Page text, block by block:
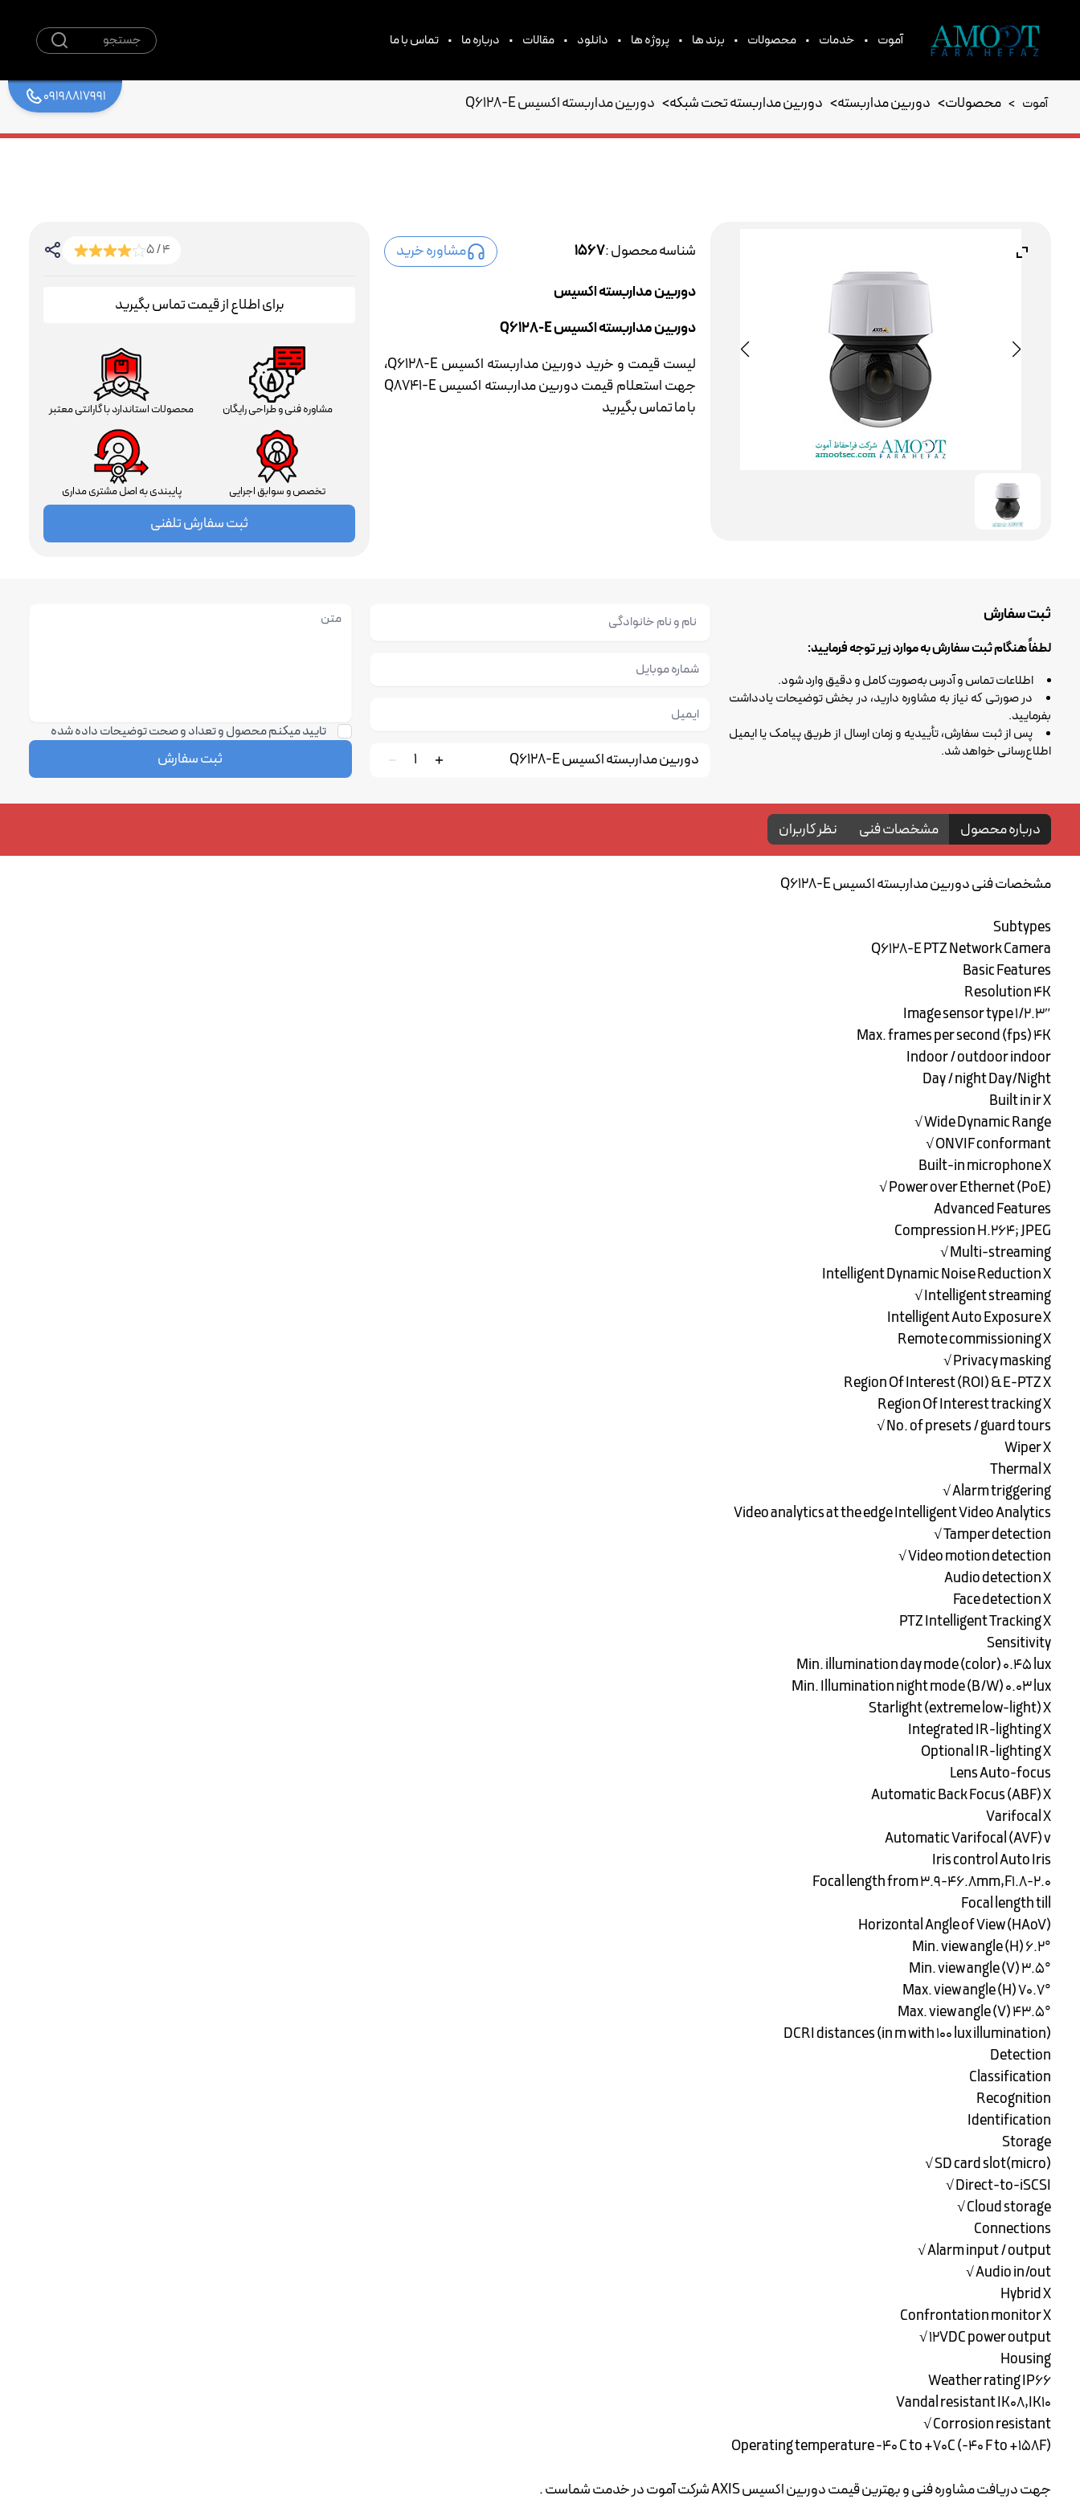
09198817991
آموت • خدمات • محصولات • برند ها • پروژه ها • دانلود • مقالات • درباره ما • تماس با ما جستجو
آموت > محصولات> دوربین مداربسته> دوربین مداربسته تحت شبکه> دوربین مداربسته اکسیس Q6128-E
شناسه محصول :1567
مشاوره خرید
دوربین مداربسته اکسیس
دوربین مداربسته اکسیس Q6128-E
لیست قیمت و خرید دوربین مداربسته اکسیس Q6128-E،
جهت استعلام قیمت دوربین مداربسته اکسیس Q8741-E
با ما تماس بگیرید
4 / 5
برای اطلاع از قیمت تماس بگیرید
مشاوره فنی و طراحی رایگان محصولات استاندارد با گارانتی معتبر
تخصص و سوابق اجرایی پایبندی به اصل مشتری مداری
ثبت سفارش تلفنی
ثبت سفارش
لطفاً هنگام ثبت سفارش به موارد زیر توجه فرمایید:
اطلاعات تماس و آدرس به‌صورت کامل و دقیق وارد شود.
در صورتی که نیاز به مشاوره دارید، در بخش توضیحات یادداشت
بفرمایید.
پس از ثبت سفارش، تأییدیه و زمان ارسال از طریق پیامک یا ایمیل
اطلاع‌رسانی خواهد شد.
دوربین مداربسته اکسیس Q6128-E 1
تایید میکنم محصول و تعداد و صحت توضیحات داده شده
ثبت سفارش
درباره محصول مشخصات فنی نظر کاربران
مشخصات فنی دوربین مداربسته اکسیس Q6128-E
Subtypes
Q6128-E PTZ Network Camera
Basic Features
Resolution ۴K
Image sensor type ۱/۲.۳″
Max. frames per second (fps) ۴K
Indoor / outdoor indoor
Day / night Day/Night
Built in ir X
Wide Dynamic Range √
ONVIF conformant √
Built-in microphone X
Power over Ethernet (PoE) √
Advanced Features
Compression H.264; JPEG
Multi-streaming √
Intelligent Dynamic Noise Reduction X
Intelligent streaming √
Intelligent Auto Exposure X
Remote commissioning X
Privacy masking √
Region Of Interest (ROI) & E-PTZ X
Region Of Interest tracking X
No. of presets / guard tours √
Wiper X
Thermal X
Alarm triggering √
Video analytics at the edge Intelligent Video Analytics
Tamper detection √
Video motion detection √
Audio detection X
Face detection X
PTZ Intelligent Tracking X
Sensitivity
Min. illumination day mode (color) ۰.۴۵ lux
Min. Illumination night mode (B/W) ۰.۰۳ lux
Starlight (extreme low-light) X
Integrated IR-lighting X
Optional IR-lighting X
Lens Auto-focus
Automatic Back Focus (ABF) X
Varifocal X
Automatic Varifocal (AVF) v
Iris control Auto Iris
Focal length from ۳.۹-۴۶.۸mm,F1.8-2.0
Focal length till
Horizontal Angle of View (HAoV)
Min. view angle (H) ۶.۲°
Min. view angle (V) ۳.۵°
Max. view angle (H) ۷۰.۷°
Max. view angle (V) ۴۳.۵°
DCRI distances (in m with 100 lux illumination)
Detection
Classification
Recognition
Identification
Storage
(micro)SD card slot √
Direct-to-iSCSI √
Cloud storage √
Connections
Alarm input / output √
Audio in/out √
Hybrid X
Confrontation monitor X
۱۲VDC power output √
Housing
Weather rating IP66
Vandal resistant IK08,IK10
Corrosion resistant √
Operating temperature -۴۰ C to +70C (-40 F to +158F)
جهت دریافت مشاوره فنی و بهترین قیمتدوربین اکسیس